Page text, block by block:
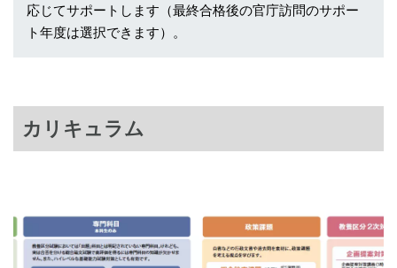
応じてサポートします（最終合格後の官庁訪問のサポー
ト年度は選択できます）。
カリキュラム